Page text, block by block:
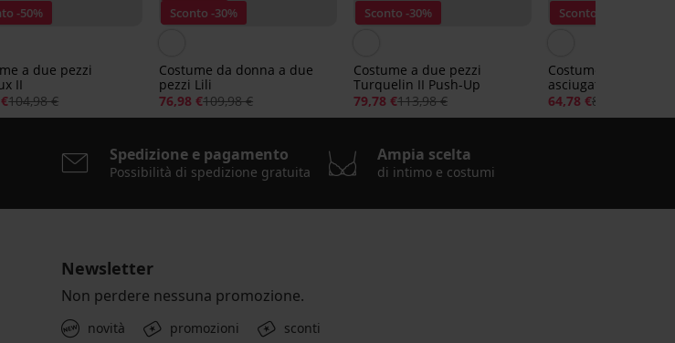
-50%
a due pezzi
II
104,98 €
Sconto -30%
Costume da donna a due
pezzi Lili
76,98 €109,98 €
Sconto -30%
Costume a due pezzi
Turquelin II Push-Up
79,78 €113,98 €
Sconto -20%
Costume a due
asciugatura rapida
Roselle
64,78 €80,98 €
Spedizione e pagamento
Possibilità di spedizione gratuita
Ampia scelta
di intimo e costumi
Newsletter
Non perdere nessuna promozione.
novità promozioni sconti